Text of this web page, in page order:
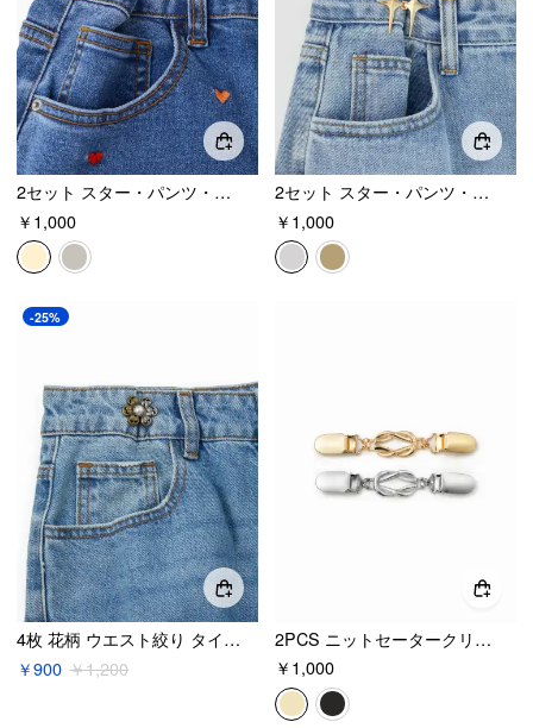
2セット スター・パンツ・ウエスト・タイトナー
￥1,000
2セット スター・パンツ・ウエスト・タイトナー
￥1,000
-25%
4枚 花柄 ウエスト絞り タイトナー
￥900 ￥1,200
2PCS ニットセータークリップ
￥1,000